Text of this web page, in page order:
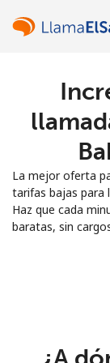
La mejor oferta
tarifas bajas para
Haz que cada
baratas, sin